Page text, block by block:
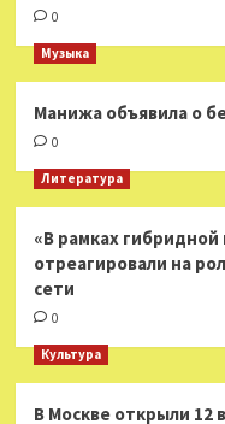
0
Музыка
Манижа объявила о
0
Литература
«В рамках
отреагировали на
сети
0
Культура
В Москве открыли 12